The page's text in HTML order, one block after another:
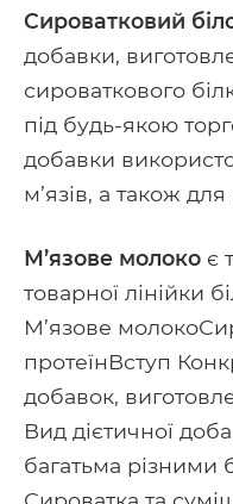
Сироватковий
добавки,
сироваткового
під будь-якою
добавки
м’язів, а також
М’язове молоко є
товарної лінійки
М’язове
протеїнВступ
добавок,
Вид дієтичної
багатьма різними